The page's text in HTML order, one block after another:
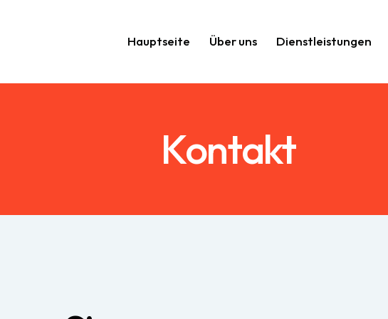
Hauptseite Über uns Dienstleistungen
Kontakt